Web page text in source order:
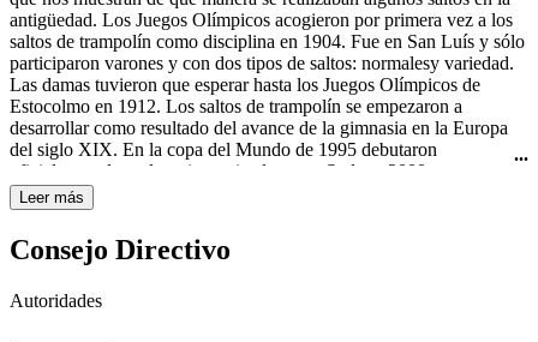
rítmica) en su libro Rhythmic Swimming: A Source Book of
Synchronized Swimming and Water Pageantry (Minneapolis:
Burgess Publishing Co., 1936). A pesar de esto, fue en Estados
Unidos de América donde obtuvo mayor importancia y
trascendencia con las películas de Esther Williams, famosa actriz de
Hollywood y nadadora. A ella se le atribuye ser la gran impulsora de
este deporte, por haberlo hecho famoso en sus películas de los años
40 y 50 del siglo XX, haciéndolo llegar a todo el mundo. La
Juegos Olímpicos de Los Ángeles en 1984.
antigüedad. Los Juegos Olímpicos acogieron por primera vez a los
saltos de trampolín como disciplina en 1904. Fue en San Luís y sólo
participaron varones y con dos tipos de saltos: normalesy variedad.
Las damas tuvieron que esperar hasta los Juegos Olímpicos de
Estocolmo en 1912. Los saltos de trampolín se empezaron a
desarrollar como resultado del avance de la gimnasia en la Europa
del siglo XIX. En la copa del Mundo de 1995 debutaron
oficialmente los saltos sincronizados y en Sydney 2000 se
estrenaron como disciplina olímpica.
Leer más
Consejo Directivo
Autoridades